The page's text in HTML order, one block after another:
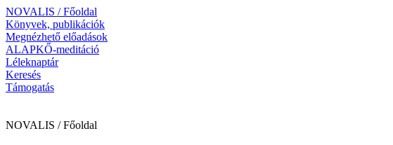
NOVALIS / Főoldal
Könyvek, publikációk
Megnézhető előadások
ALAPKŐ-meditáció
Léleknaptár
Keresés
Támogatás
NOVALIS / Főoldal